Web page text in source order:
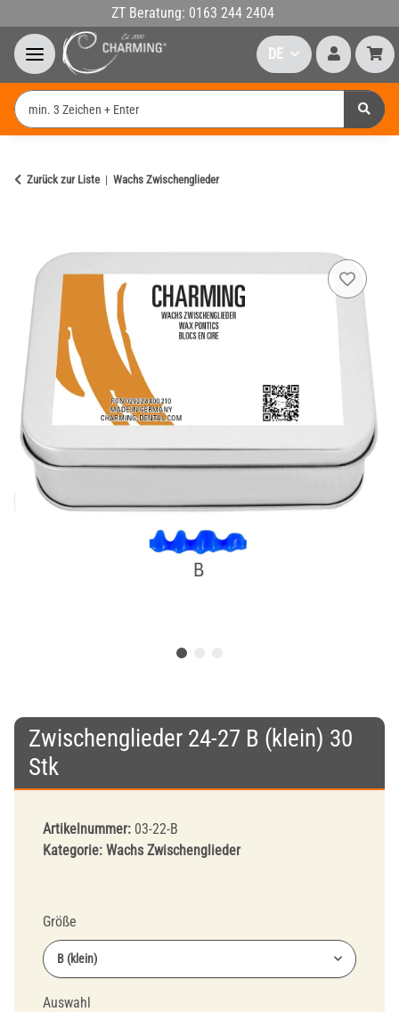
ZT Beratung: 0163 244 2404
DE
Zurück zur Liste Wachs Zwischenglieder
Zwischenglieder 24-27 B (klein) 30
Stk
Artikelnummer: 03-22-B
Kategorie: Wachs Zwischenglieder
Größe
B (klein)
Auswahl